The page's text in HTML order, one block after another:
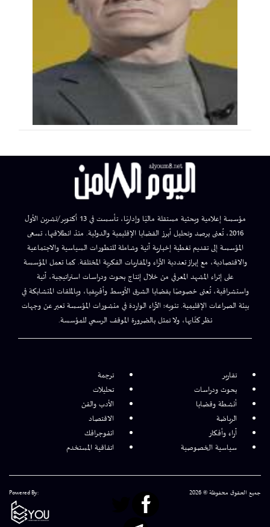
مؤسسة إعلامية وبحثية مستقلة ماليًا وإداريًا، تأسست في 13 أكتوبر/تشرين الأول
2016، تُعنى برصد وتحليل أبرز القضايا الإقليمية والدولية. منذ انطلاقتها، تسعى
المؤسسة إلى تقديم تغطية إخبارية آنية وشاملة للتطورات السياسية والاجتماعية
والاقتصادية، مع إبراز تعددية الآراء والمقاربات الفكرية المختلفة. كما تعمل المؤسسة
على إثراء المشهد المعرفي من خلال إنتاج بحوث ودراسات استراتيجية، آنية
واستشرافية، تُعنى خصوصًا بقضايا الشرق الأوسط وأفريقيا، وبالملفات المتشابكة في
بيئة الصراعات الإقليمية. تنويه: الآراء الواردة في منشورات المؤسسة تعبر عن وجهات
نظر كتّابها، ولا تمثل بالضرورة الموقف الرسمي للمؤسسة.
تقارير
ترجمة
بحوث ودراسات
تحليلات
أنشطة وقضايا
الأدب والفن
الرياضة
الاقتصاد
آراء وأفكار
انفوجرافك
سياسية الخصوصية
اتفاقية المستخدم
جميع الحقوق محفوظة © 2026 Powered By: